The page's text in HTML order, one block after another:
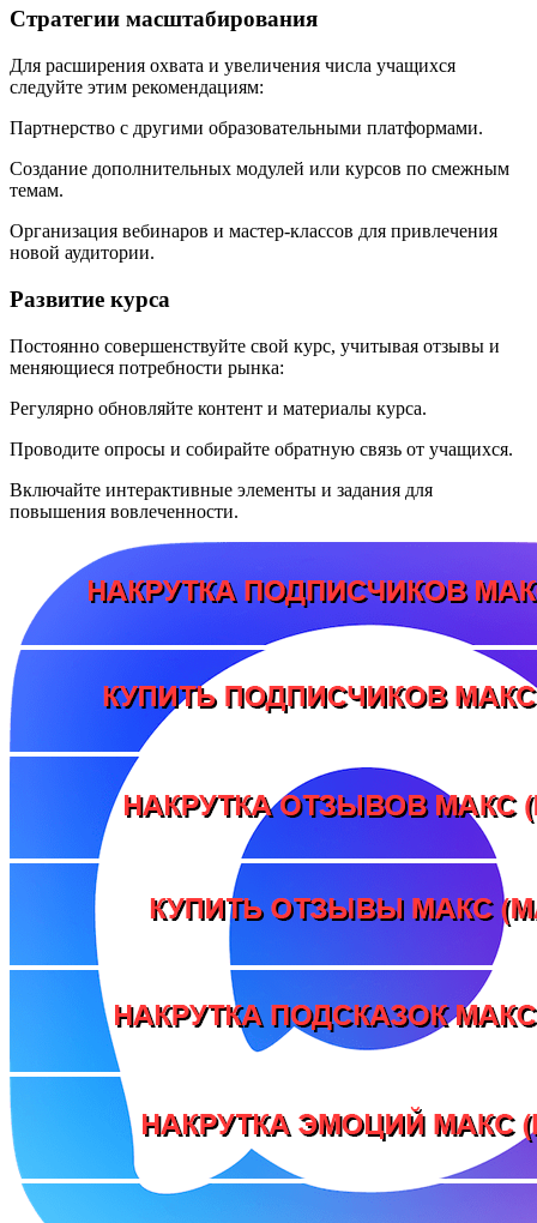
Стратегии масштабирования
Для расширения охвата и увеличения числа учащихся
следуйте этим рекомендациям:
Партнерство с другими образовательными платформами.
Создание дополнительных модулей или курсов по смежным
темам.
Организация вебинаров и мастер-классов для привлечения
новой аудитории.
Развитие курса
Постоянно совершенствуйте свой курс, учитывая отзывы и
меняющиеся потребности рынка:
Регулярно обновляйте контент и материалы курса.
Проводите опросы и собирайте обратную связь от учащихся.
Включайте интерактивные элементы и задания для
повышения вовлеченности.